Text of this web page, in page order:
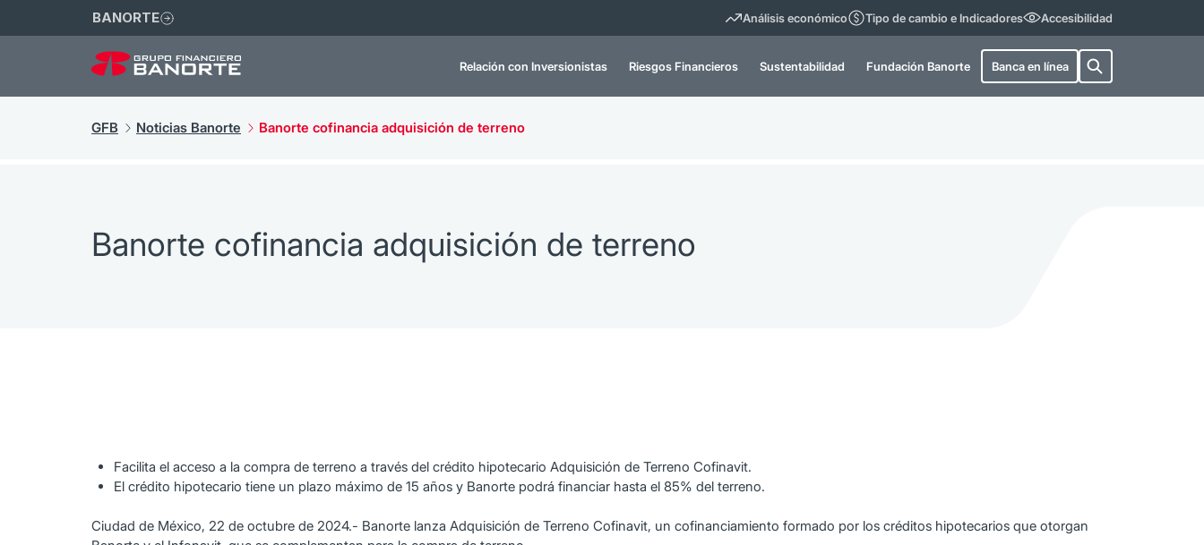
BANORTE Análisis económico Tipo de cambio e Indicadores Accesibilidad
Relación con Inversionistas Riesgos Financieros Sustentabilidad Fundación Banorte Banca en línea
GFB Noticias Banorte Banorte cofinancia adquisición de terreno
Banorte cofinancia adquisición de terreno
Facilita el acceso a la compra de terreno a través del crédito hipotecario Adquisición de Terreno Cofinavit.
El crédito hipotecario tiene un plazo máximo de 15 años y Banorte podrá financiar hasta el 85% del terreno.
Ciudad de México, 22 de octubre de 2024.- Banorte lanza Adquisición de Terreno Cofinavit, un cofinanciamiento formado por los créditos hipotecarios que otorgan